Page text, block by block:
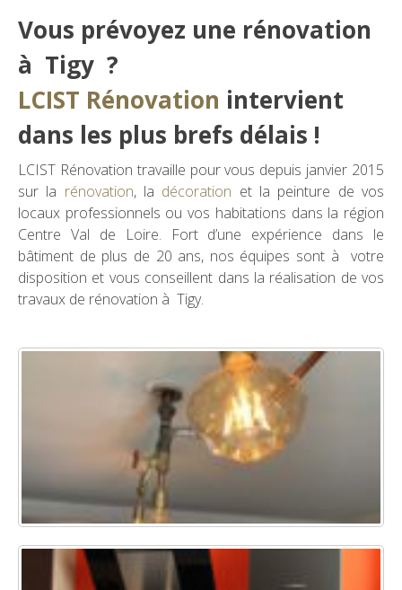
Vous prévoyez une rénovation
à Tigy ?
LCIST Rénovation intervient
dans les plus brefs délais !
LCIST Rénovation travaille pour vous depuis janvier 2015
sur la rénovation, la décoration et la peinture de vos
locaux professionnels ou vos habitations dans la région
Centre Val de Loire. Fort d’une expérience dans le
bâtiment de plus de 20 ans, nos équipes sont à votre
disposition et vous conseillent dans la réalisation de vos
travaux de rénovation à Tigy.